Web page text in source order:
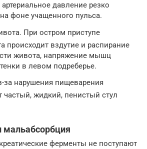
давление резко
фоне учащенного пульса.
При остром приступе
происходит вздутие и распирание
живота, напряжение мышц
в левом подреберье.
за нарушения пищеварения
частый, жидкий, пенистый стул
мальабсорбция
ферменты не поступают